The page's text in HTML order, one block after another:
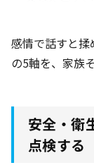
感情で話すと揉
の5軸を、家族
安全・衛
点検する